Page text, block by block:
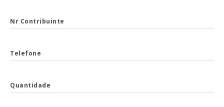
Nr Contribuinte
Telefone
Quantidade